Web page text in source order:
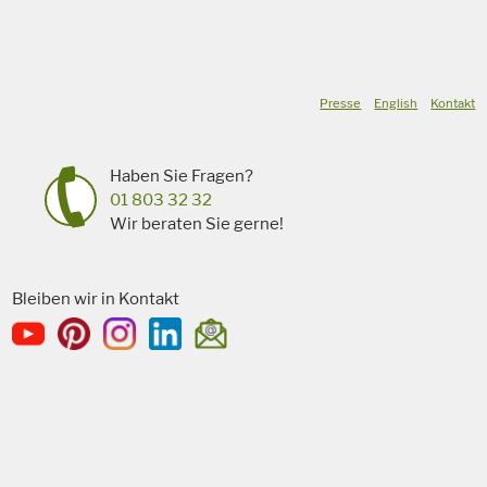
Presse English Kontakt
Haben Sie Fragen?
01 803 32 32
Wir beraten Sie gerne!
Bleiben wir in Kontakt